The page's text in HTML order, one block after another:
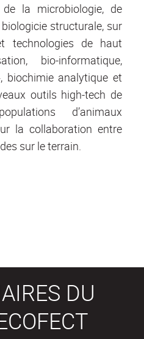
de la microbiologie, de
structurale, sur
technologies de haut
bio-informatique,
biochimie analytique et
outils high-tech de
d’animaux
la collaboration entre
sur le terrain.
DU